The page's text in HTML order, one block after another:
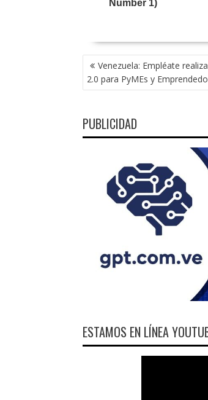
NAVEGACIÓN
DE
ENTRADAS
Venezuela: Empléate
2.0 para PyMEs y
PUBLICIDAD
ESTAMOS EN LÍNEA